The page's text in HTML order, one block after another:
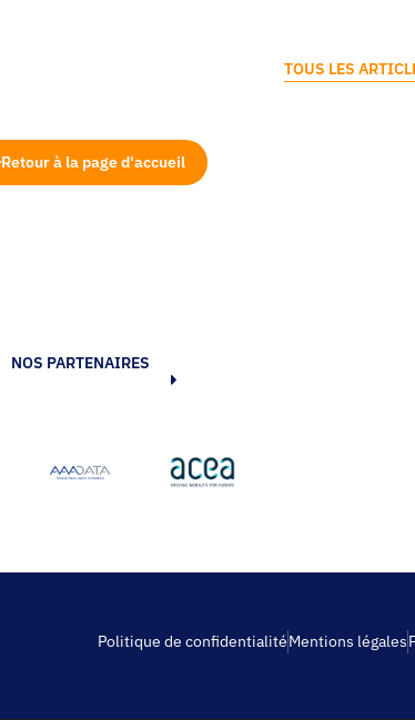
TOUS LES
Retour à la page d'accueil
NOS PARTENAIRES
Politique de confidentialitéMentions légales